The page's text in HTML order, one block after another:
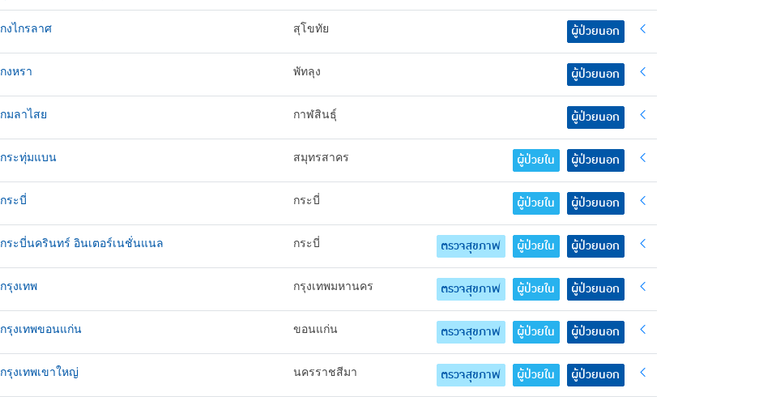
กงไกรลาศ สุโขทัย ผู้ป่วยนอก
กงหรา พัทลุง ผู้ป่วยนอก
กมลาไสย กาฬสินธุ์ ผู้ป่วยนอก
กระทุ่มแบน สมุทรสาคร ผู้ป่วยใน ผู้ป่วยนอก
กระบี่ กระบี่ ผู้ป่วยใน ผู้ป่วยนอก
กระบี่นครินทร์ อินเตอร์เนชั่นแนล กระบี่ ตรวจสุขภาพ ผู้ป่วยใน ผู้ป่วยนอก
กรุงเทพ กรุงเทพมหานคร ตรวจสุขภาพ ผู้ป่วยใน ผู้ป่วยนอก
กรุงเทพขอนแก่น ขอนแก่น ตรวจสุขภาพ ผู้ป่วยใน ผู้ป่วยนอก
กรุงเทพเขาใหญ่ นครราชสีมา ตรวจสุขภาพ ผู้ป่วยใน ผู้ป่วยนอก